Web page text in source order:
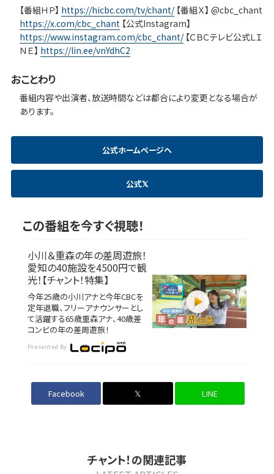
【番組ＨＰ】 https://hicbc.com/tv/chant/【番組Ｘ】 @cbc_chant
https://x.com/cbc_chant【公式Instagram】
https://www.instagram.com/cbc_chant/【ＣＢＣテレビ公式ＬＩ
ＮＥ】 https://lin.ee/vnYdhC2
おことわり
番組内容や出演者、放送時間などは都合により変更となる場合が
あります。
公式ホームページへ
公式𝕏
この番組を今すぐ視聴！
小川＆重森の年の差周遊旅！
愛知の40施設を4500円で観
光！【チャント！特集】
今年25歳の小川アナと今年CBCを
定年退職、フリーアナウンサーとし
て活躍する65歳重森アナ、40歳差
コンビの年の差周遊旅！
Presented By
Facebook 𝕏 LINE
チャント！の関連記事